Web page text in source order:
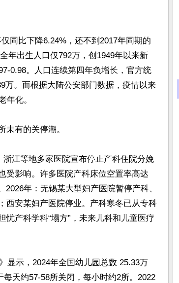
同比下降6.24%，还不到2017年同期的
年出生人口仅792万，创1949年以来新
0.98。人口连续第四年负增长，官方统
万。而根据大陆公安部门数据，疫情以来
年化。
未有的关停潮。
江等地多家医院宣布停止产科住院分娩
受影响。许多医院产科床位空置率高达
年：无锡某大型妇产医院暂停产科、
西安某妇产医院停业。产科寒冬已从专科
产科学科“塌方”，未来儿科和儿童医疗
显示，2024年全国幼儿园总数 25.33万
天约57-58所关闭，每小时约2所。2022